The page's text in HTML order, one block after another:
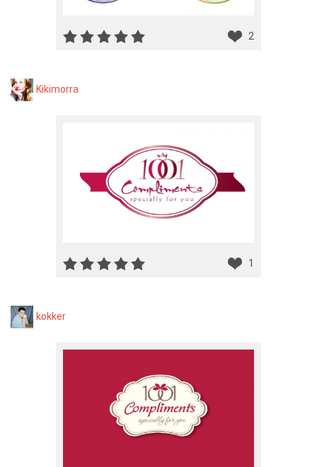
2
Kikimorra
1
kokker